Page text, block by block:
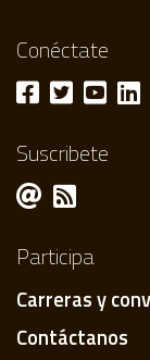
Conéctate
Suscribete
Participa
Carreras y
Contáctanos